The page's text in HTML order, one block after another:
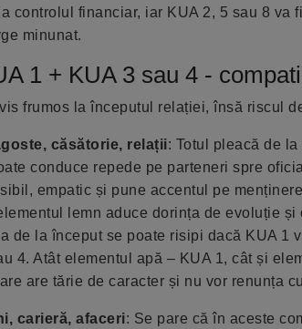
controlul financiar, iar KUA 2, 5 sau 8 va
minunat.
1 + KUA 3 sau 4 -
frumos la începutul relației, însă riscul
căsătorie, relații: Totul pleacă de
conduce repede pe parteneri spre
empatic și pune accentul pe
lemn aduce dorința de evoluție
de la început se poate risipi dacă KUA 1
4. Atât elementul apă – KUA 1, cât și
are tărie de caracter și nu vor renunța
carieră, afaceri: Se pare că în aceste